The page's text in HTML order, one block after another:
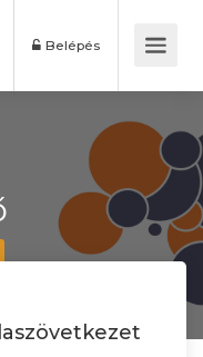
Belépés